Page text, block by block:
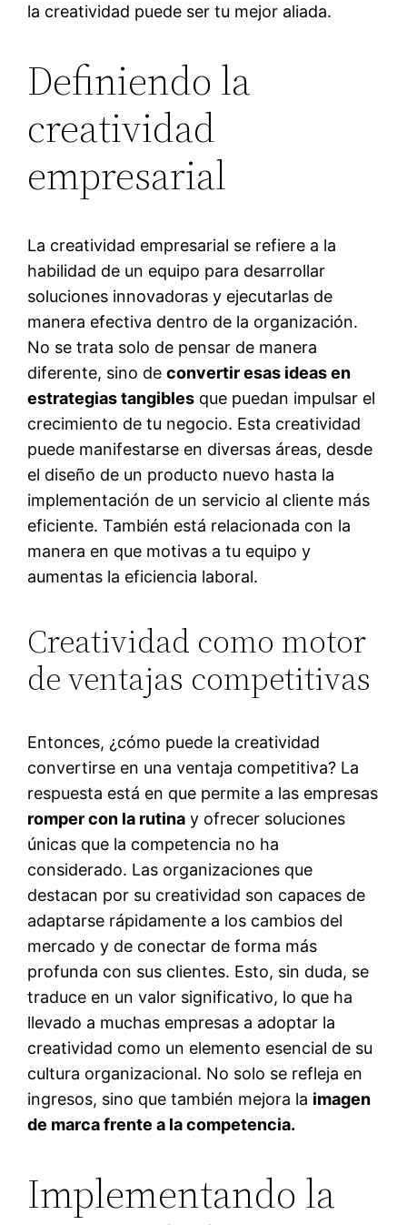
la creatividad puede ser tu mejor aliada.
Definiendo la
creatividad
empresarial
La creatividad empresarial se refiere a la
habilidad de un equipo para desarrollar
soluciones innovadoras y ejecutarlas de
manera efectiva dentro de la organización.
No se trata solo de pensar de manera
diferente, sino deconvertir esas ideas en
estrategias tangibles que puedan impulsar el
crecimiento de tu negocio. Esta creatividad
puede manifestarse en diversas áreas, desde
el diseño de un producto nuevo hasta la
implementación de un servicio al cliente más
eficiente. También está relacionada con la
manera en que motivas a tu equipo y
aumentas la eficiencia laboral.
Creatividad como motor
de ventajas competitivas
Entonces, ¿cómo puede la creatividad
convertirse en una ventaja competitiva? La
respuesta está en que permite a las empresas
romper con la rutina y ofrecer soluciones
únicas que la competencia no ha
considerado. Las organizaciones que
destacan por su creatividad son capaces de
adaptarse rápidamente a los cambios del
mercado y de conectar de forma más
profunda con sus clientes. Esto, sin duda, se
traduce en un valor significativo, lo que ha
llevado a muchas empresas a adoptar la
creatividad como un elemento esencial de su
cultura organizacional. No solo se refleja en
ingresos, sino que también mejora la imagen
de marca frente a la competencia.
Implementando la